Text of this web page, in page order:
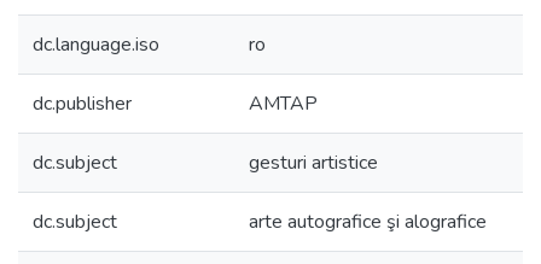
dc.language.iso ro
dc.publisher AMTAP
dc.subject gesturi artistice
dc.subject arte autografice şi alografice